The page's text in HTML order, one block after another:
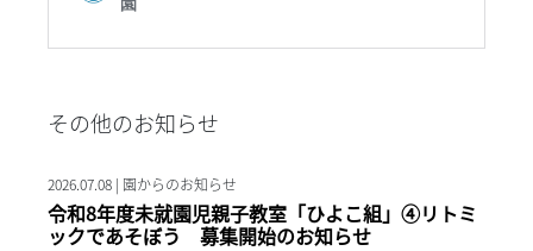
その他のお知らせ
2026.07.08 | 園からのお知らせ
令和8年度未就園児親子教室「ひよこ組」④リトミ
ックであそぼう 募集開始のお知らせ